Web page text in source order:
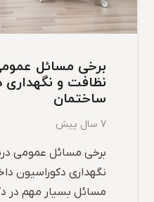
برخی مسائل
نظافت و نگهداری
ساختمان
7 سال پیش
برخی مسائل عمومی
نگهداری دکوراسیون
مسائل بسیار مهم در